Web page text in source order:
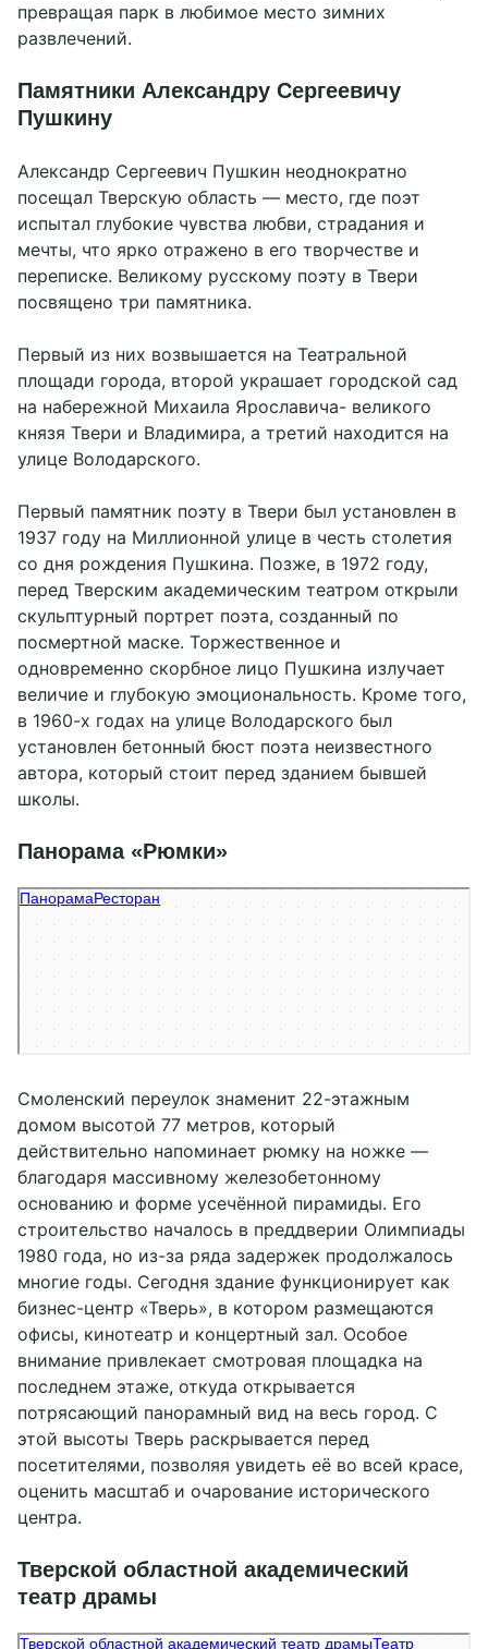
превращая парк в любимое место зимних
развлечений.
Памятники Александру Сергеевичу
Пушкину
Александр Сергеевич Пушкин неоднократно
посещал Тверскую область — место, где поэт
испытал глубокие чувства любви, страдания и
мечты, что ярко отражено в его творчестве и
переписке. Великому русскому поэту в Твери
посвящено три памятника.
Первый из них возвышается на Театральной
площади города, второй украшает городской сад
на набережной Михаила Ярославича- великого
князя Твери и Владимира, а третий находится на
улице Володарского.
Первый памятник поэту в Твери был установлен в
1937 году на Миллионной улице в честь столетия
со дня рождения Пушкина. Позже, в 1972 году,
перед Тверским академическим театром открыли
скульптурный портрет поэта, созданный по
посмертной маске. Торжественное и
одновременно скорбное лицо Пушкина излучает
величие и глубокую эмоциональность. Кроме того,
в 1960-х годах на улице Володарского был
установлен бетонный бюст поэта неизвестного
автора, который стоит перед зданием бывшей
школы.
Панорама «Рюмки»
Панорама
Ресторан в Твери
Смоленский переулок знаменит 22-этажным
домом высотой 77 метров, который
действительно напоминает рюмку на ножке —
благодаря массивному железобетонному
основанию и форме усечённой пирамиды. Его
строительство началось в преддверии Олимпиады
1980 года, но из-за ряда задержек продолжалось
многие годы. Сегодня здание функционирует как
бизнес-центр «Тверь», в котором размещаются
офисы, кинотеатр и концертный зал. Особое
внимание привлекает смотровая площадка на
последнем этаже, откуда открывается
потрясающий панорамный вид на весь город. С
этой высоты Тверь раскрывается перед
посетителями, позволяя увидеть её во всей красе,
оценить масштаб и очарование исторического
центра.
Тверской областной академический
театр драмы
Тверской областной академический театр драмы